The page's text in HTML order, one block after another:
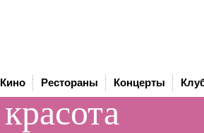
Кино Рестораны Концерты
красота